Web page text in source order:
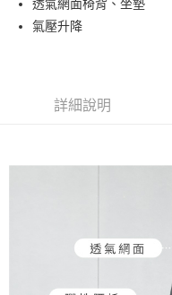
ATM付款
透氣網面椅背、坐墊
氣壓升降
詳細說明